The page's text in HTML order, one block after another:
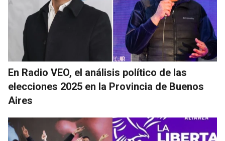
En Radio VEO, el análisis político de las
elecciones 2025 en la Provincia de Buenos
Aires